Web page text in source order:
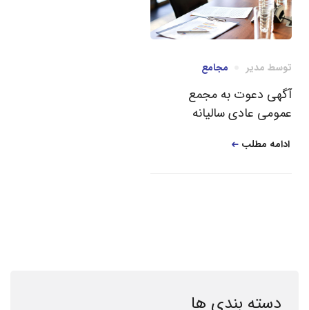
توسط مدیر مجامع
آگهی دعوت به مجمع
عمومی عادی سالیانه
ادامه مطلب
دسته بندی ها